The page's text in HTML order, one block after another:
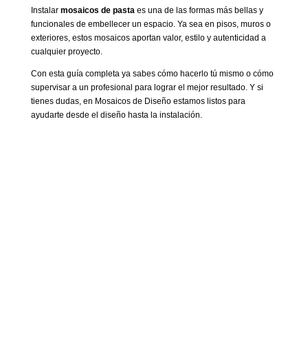
Instalar mosaicos de pasta es una de las formas más bellas y
funcionales de embellecer un espacio. Ya sea en pisos, muros o
exteriores, estos mosaicos aportan valor, estilo y autenticidad a
cualquier proyecto.
Con esta guía completa ya sabes cómo hacerlo tú mismo o cómo
supervisar a un profesional para lograr el mejor resultado. Y si
tienes dudas, en Mosaicos de Diseño estamos listos para
ayudarte desde el diseño hasta la instalación.